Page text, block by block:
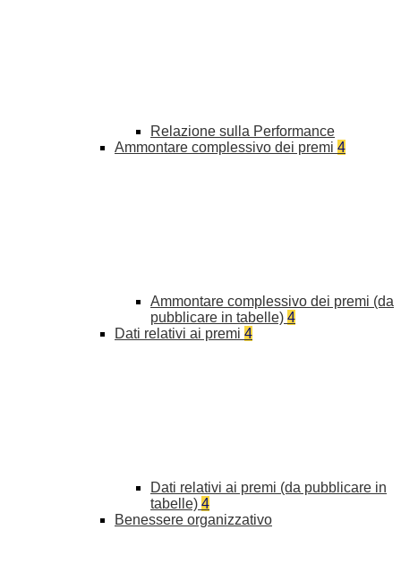
Relazione sulla Performance
Ammontare complessivo dei premi 4
Ammontare complessivo dei premi (da
pubblicare in tabelle) 4
Dati relativi ai premi 4
Dati relativi ai premi (da pubblicare in
tabelle) 4
Benessere organizzativo